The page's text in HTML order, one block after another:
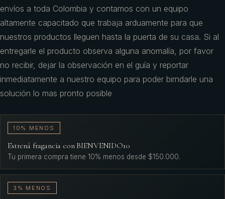
envíos a toda Colombia y contamos con un equipo
altamente capacitado que trabaja arduamente para que
nuestros productos lleguen hasta la puerta de su casa. Si al
entregarle el producto observa alguna anomalía, por favor
no recibir, dejar la observación en el guía y reportar
inmediatamente a nuestro equipo para poder birndarle una
solución lo mas pronto posible
10% MENOS
Estrená fragancia con BIENVENIDO10
Tu primera compra tiene 10% menos desde $150.000.
3% MENOS